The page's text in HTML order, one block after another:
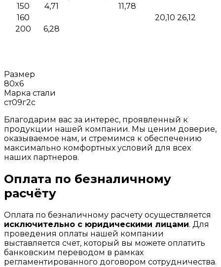
150
4,71
11,78
160
20,10 26,12
200
6,28
Размер
80x6
Марка стали
ст09г2с
Благодарим вас за интерес, проявленный к
продукции нашей компании. Мы ценим доверие,
оказываемое нам, и стремимся к обеспечению
максимально комфортных условий для всех
наших партнеров.
Оплата по безналичному
расчёту
Оплата по безналичному расчету осуществляется
исключительно с юридическими лицами. Для
проведения оплаты нашей компании
выставляется счет, который вы можете оплатить
банковским переводом в рамках
регламентированного договором сотрудничества.